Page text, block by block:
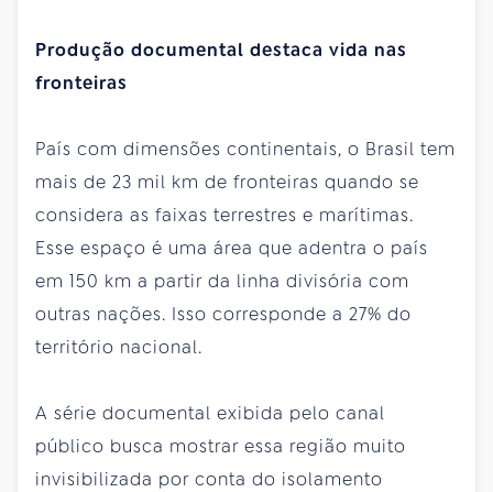
Produção documental destaca vida nas
fronteiras
País com dimensões continentais, o Brasil tem
mais de 23 mil km de fronteiras quando se
considera as faixas terrestres e marítimas.
Esse espaço é uma área que adentra o país
em 150 km a partir da linha divisória com
outras nações. Isso corresponde a 27% do
território nacional.
A série documental exibida pelo canal
público busca mostrar essa região muito
invisibilizada por conta do isolamento